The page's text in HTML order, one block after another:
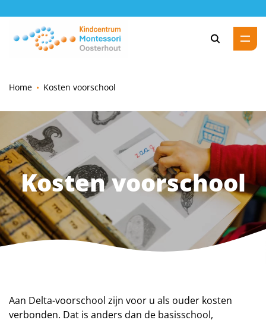
Home Kosten voorschool
Kosten voorschool
Aan Delta-voorschool zijn voor u als ouder kosten
verbonden. Dat is anders dan de basisschool,